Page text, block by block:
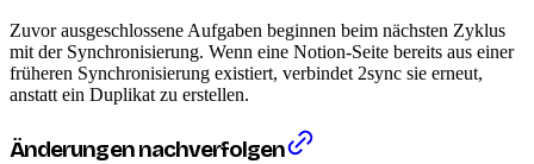
Zuvor ausgeschlossene Aufgaben beginnen beim nächsten Zyklus
mit der Synchronisierung. Wenn eine Notion-Seite bereits aus einer
früheren Synchronisierung existiert, verbindet 2sync sie erneut,
anstatt ein Duplikat zu erstellen.
Änderungen nachverfolgen